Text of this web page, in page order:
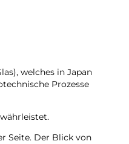
welches in Japan
Prozesse
Seite. Der Blick von